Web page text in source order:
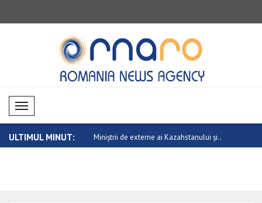
Mobil Menü
ULTIMUL MINUT:
ai Kazahstanului și.. Sanchez: Violența fără sens împotriva